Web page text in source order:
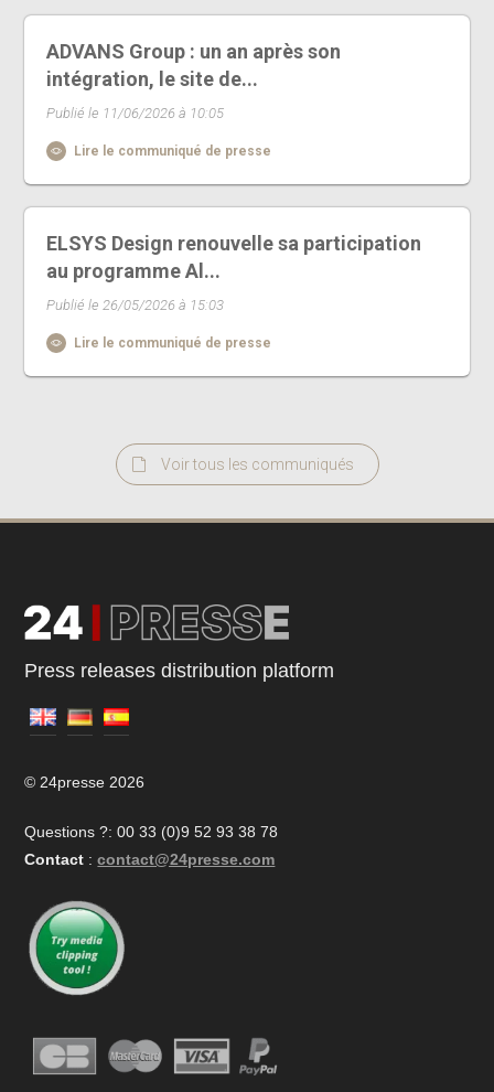
ADVANS Group : un an après son
intégration, le site de...
Publié le 11/06/2026 à 10:05
Lire le communiqué de presse
ELSYS Design renouvelle sa participation
au programme Al...
Publié le 26/05/2026 à 15:03
Lire le communiqué de presse
Voir tous les communiqués
Press releases distribution platform
© 24presse 2026
Questions ?: 00 33 (0)9 52 93 38 78
Contact : contact@24presse.com